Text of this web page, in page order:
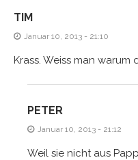
TIM
Januar 10, 2013 - 21:10
Krass. Weiss man
PETER
Januar 10, 2013 - 21:12
Weil sie nicht aus